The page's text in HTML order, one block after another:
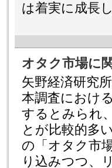
は着実に成長
オタク市場に
矢野経済研究
本調査におけ
するとみられ
とが比較的多
の「オタク市
り込みつつ、